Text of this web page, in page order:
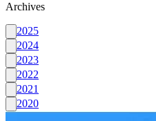
Archives
2025
2024
2023
2022
2021
2020